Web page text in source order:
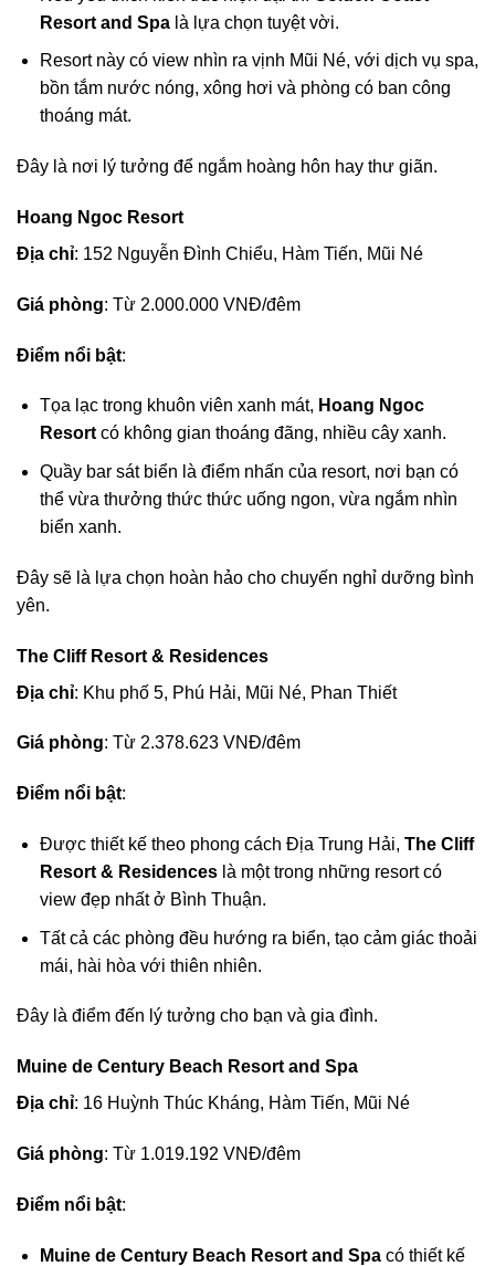
Resort and Spalà lựa chọn tuyệt vời.
Resort này có view nhìn ra vịnh Mũi Né, với dịch vụ spa,
bồn tắm nước nóng, xông hơi và phòng có ban công
thoáng mát.
Đây là nơi lý tưởng để ngắm hoàng hôn hay thư giãn.
Hoang Ngoc Resort
Địa chỉ: 152 Nguyễn Đình Chiểu, Hàm Tiến, Mũi Né
Giá phòng: Từ 2.000.000 VNĐ/đêm
Điểm nổi bật:
Tọa lạc trong khuôn viên xanh mát, Hoang Ngoc
Resortcó không gian thoáng đãng, nhiều cây xanh.
Quầy bar sát biển là điểm nhấn của resort, nơi bạn có
thể vừa thưởng thức thức uống ngon, vừa ngắm nhìn
biển xanh.
Đây sẽ là lựa chọn hoàn hảo cho chuyến nghỉ dưỡng bình
yên.
The Cliff Resort & Residences
Địa chỉ: Khu phố 5, Phú Hải, Mũi Né, Phan Thiết
Giá phòng: Từ 2.378.623 VNĐ/đêm
Điểm nổi bật:
Được thiết kế theo phong cách Địa Trung Hải, The Cliff
Resort & Residenceslà một trong những resort có
view đẹp nhất ở Bình Thuận.
Tất cả các phòng đều hướng ra biển, tạo cảm giác thoải
mái, hài hòa với thiên nhiên.
Đây là điểm đến lý tưởng cho bạn và gia đình.
Muine de Century Beach Resort and Spa
Địa chỉ: 16 Huỳnh Thúc Kháng, Hàm Tiến, Mũi Né
Giá phòng: Từ 1.019.192 VNĐ/đêm
Điểm nổi bật:
Muine de Century Beach Resort and Spacó thiết kế